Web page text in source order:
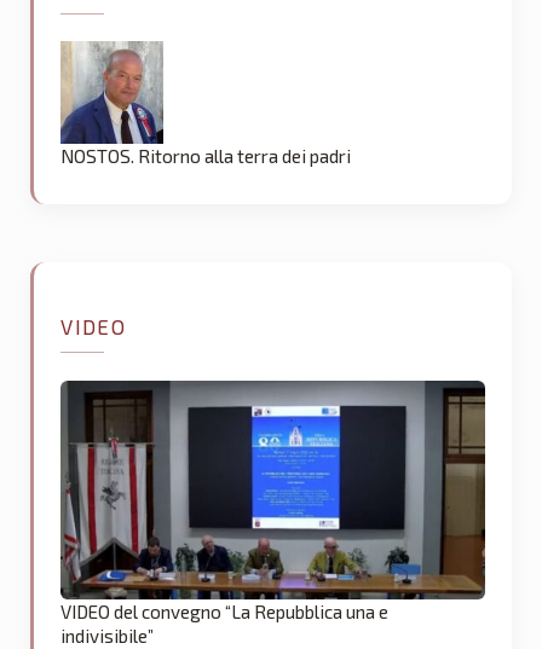
NOSTOS. Ritorno alla terra dei padri
VIDEO
VIDEO del convegno “La Repubblica una e
indivisibile”